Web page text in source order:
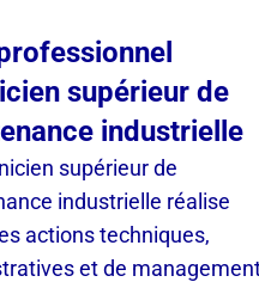
supérieur de
industrielle
supérieur de
industrielle réalise
actions techniques,
et de